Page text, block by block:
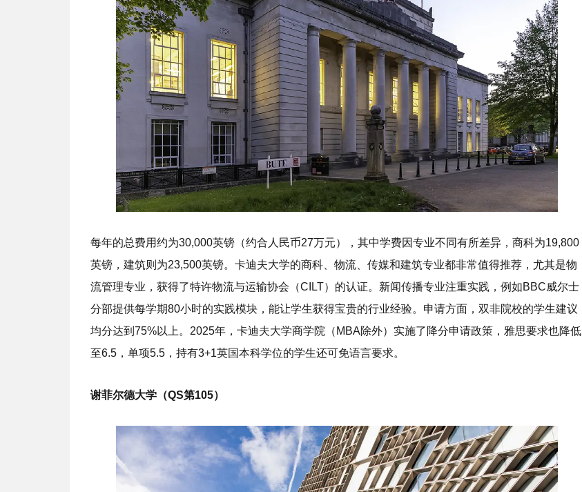
每年的总费用约为30,000英镑（约合人民币27万元），其中学费因专业不同有所差异，商科为19,800
英镑，建筑则为23,500英镑。卡迪夫大学的商科、物流、传媒和建筑专业都非常值得推荐，尤其是物
流管理专业，获得了特许物流与运输协会（CILT）的认证。新闻传播专业注重实践，例如BBC威尔士
分部提供每学期80小时的实践模块，能让学生获得宝贵的行业经验。申请方面，双非院校的学生建议
均分达到75%以上。2025年，卡迪夫大学商学院（MBA除外）实施了降分申请政策，雅思要求也降低
至6.5，单项5.5，持有3+1英国本科学位的学生还可免语言要求。
谢菲尔德大学（QS第105）